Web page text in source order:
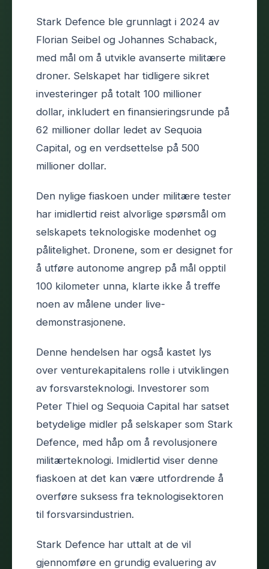
Stark Defence ble grunnlagt i 2024 av
Florian Seibel og Johannes Schaback,
med mål om å utvikle avanserte militære
droner. Selskapet har tidligere sikret
investeringer på totalt 100 millioner
dollar, inkludert en finansieringsrunde på
62 millioner dollar ledet av Sequoia
Capital, og en verdsettelse på 500
millioner dollar.
Den nylige fiaskoen under militære tester
har imidlertid reist alvorlige spørsmål om
selskapets teknologiske modenhet og
pålitelighet. Dronene, som er designet for
å utføre autonome angrep på mål opptil
100 kilometer unna, klarte ikke å treffe
noen av målene under live-
demonstrasjonene.
Denne hendelsen har også kastet lys
over venturekapitalens rolle i utviklingen
av forsvarsteknologi. Investorer som
Peter Thiel og Sequoia Capital har satset
betydelige midler på selskaper som Stark
Defence, med håp om å revolusjonere
militærteknologi. Imidlertid viser denne
fiaskoen at det kan være utfordrende å
overføre suksess fra teknologisektoren
til forsvarsindustrien.
Stark Defence har uttalt at de vil
gjennomføre en grundig evaluering av